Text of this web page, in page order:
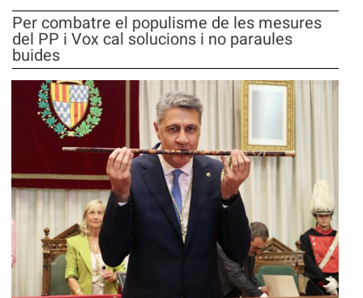
Per combatre el populisme de les mesures
del PP i Vox cal solucions i no paraules
buides